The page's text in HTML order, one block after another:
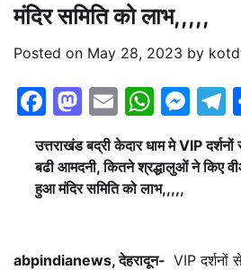
मंदिर समिति को लाभ,,,,,
Posted on May 28, 2023 by
Facebook
Mastodon
Email
उत्तराखंड बद्री केदार धाम मे VIP
बढी आमदनी, कितने श्रद्धालुओं ने किए
हुआ मंदिर समिति को लाभ,,,,,
abpindianews, देहरादून- VIP दर्शनों